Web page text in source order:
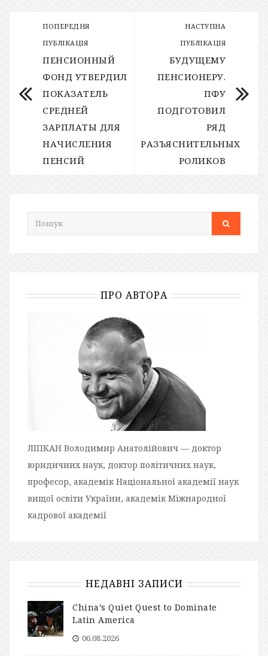
ПОПЕРЕДНЯ
ПУБЛІКАЦІЯ
ПЕНСИОННЫЙ
ФОНД УТВЕРДИЛ
ПОКАЗАТЕЛЬ
СРЕДНЕЙ
ЗАРПЛАТЫ ДЛЯ
НАЧИСЛЕНИЯ
ПЕНСИЙ
НАСТУПНА
ПУБЛІКАЦІЯ
БУДУЩЕМУ
ПЕНСИОНЕРУ.
ПФУ
ПОДГОТОВИЛ
РЯД
РАЗЪЯСНИТЕЛЬНЫХ
РОЛИКОВ
ПРО АВТОРА
ЛІПКАН Володимир Анатолійович — доктор
юридичних наук, доктор політичних наук,
професор, академік Національної академії наук
вищої освіти України, академік Міжнародної
кадрової академії
НЕДАВНІ ЗАПИСИ
China’s Quiet Quest to Dominate
Latin America
06.08.2026